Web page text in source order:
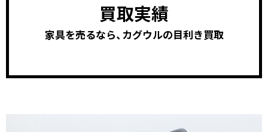
買取実績
家具を売るなら、カグウルの目利き買取